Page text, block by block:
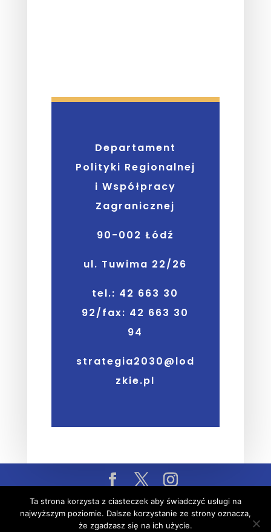
Departament
Polityki Regionalnej
i Współpracy
Zagranicznej
90-002 Łódź
ul. Tuwima 22/26
tel.: 42 663 30
92/fax: 42 663 30
94
strategia2030@lod
zkie.pl
Deklaracja dostępności
© 2019-2020 Departament Administracji i
Społeczeństwa Informacyjnego Urzędu
Ta strona korzysta z ciasteczek aby świadczyć usługi na
najwyższym poziomie. Dalsze korzystanie ze strony oznacza,
że zgadzasz się na ich użycie.